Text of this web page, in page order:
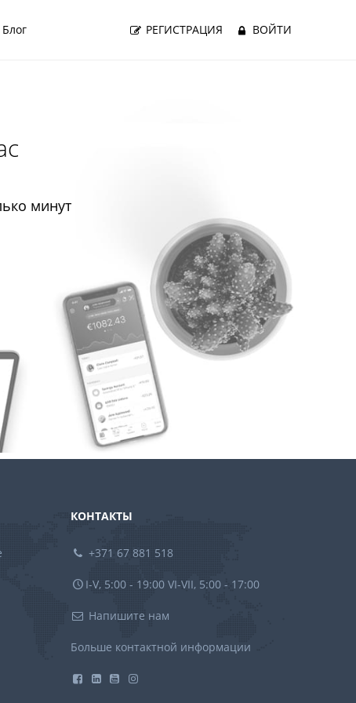
Блог РЕГИСТРАЦИЯ ВОЙТИ
минут
КОНТАКТЫ
+371 67 881 518
I-V, 5:00 - 19:00 VI-VII, 5:00 - 17:00
Напишите нам
Больше контактной информации